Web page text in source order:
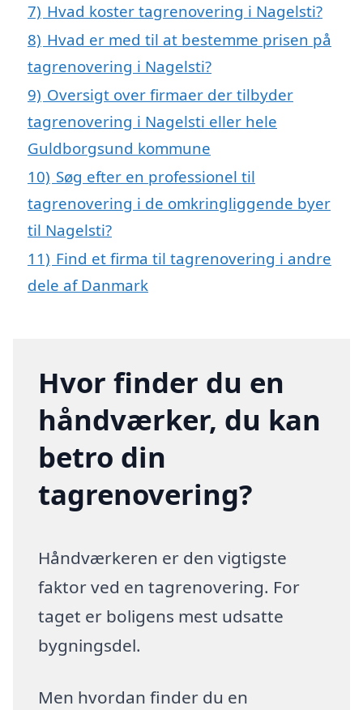
7) Hvad koster tagrenovering i Nagelsti?
8) Hvad er med til at bestemme prisen på
tagrenovering i Nagelsti?
9) Oversigt over firmaer der tilbyder
tagrenovering i Nagelsti eller hele
Guldborgsund kommune
10) Søg efter en professionel til
tagrenovering i de omkringliggende byer
til Nagelsti?
11) Find et firma til tagrenovering i andre
dele af Danmark
Hvor finder du en
håndværker, du kan
betro din
tagrenovering?
Håndværkeren er den vigtigste
faktor ved en tagrenovering. For
taget er boligens mest udsatte
bygningsdel.
Men hvordan finder du en